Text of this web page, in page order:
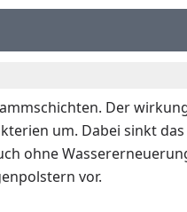
Der
um. Dabei sinkt
ohne
vor.